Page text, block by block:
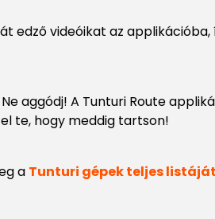
edző videóikat az
aggódj! A Tunturi Route
te, hogy meddig tartson!
a Tunturi gépek teljes listáját